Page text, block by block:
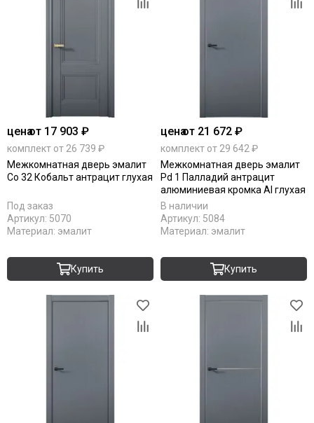
ценаот 17 903 ₽
комплект от 26 739 ₽
Межкомнатная дверь эмалит
Co 32 Кобальт антрацит глухая
Под заказ
Артикул: 5070
Материал: эмалит
Купить
ценаот 21 672 ₽
комплект от 29 642 ₽
Межкомнатная дверь эмалит
Pd 1 Палладий антрацит
алюминиевая кромка Al глухая
В наличии
Артикул: 5084
Материал: эмалит
Купить